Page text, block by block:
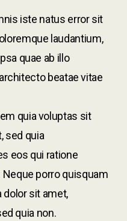
iste natus error sit
laudantium,
quae ab illo
beatae vitae
quia voluptas sit
sed quia
eos qui ratione
porro quisquam
dolor sit amet,
quia non.